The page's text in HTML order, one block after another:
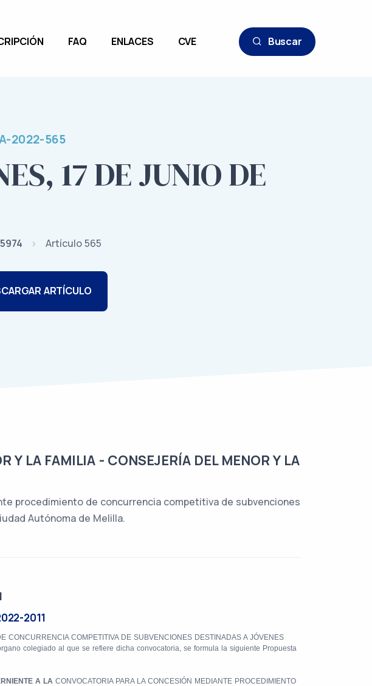
FAQ ENLACES CVE Buscar
2022-565
17 DE JUNIO DE
Artículo 565
ARTÍCULO
Y LA FAMILIA - CONSEJERÍA DEL MENOR Y LA
procedimiento de concurrencia competitiva de subvenciones
Autónoma de Melilla.
2011
COMPETITIVA DE SUBVENCIONES DESTINADAS A JÓVENES
colegiado al que se refiere dicha convocatoria, se formula la siguiente Propuesta
A LA CONVOCATORIA PARA LA CONCESIÓN MEDIANTE PROCEDIMIENTO